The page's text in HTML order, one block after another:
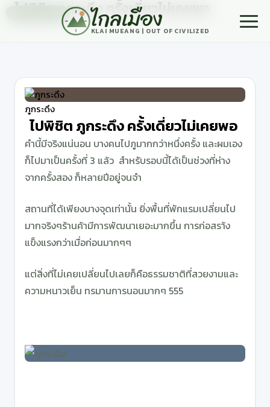
ไกลเมือง
KLAI MUEANG | OUT OF CIVILIZED
ไปพิชิต ภูกระดึง ครั้งเดี่ยวไม่เคยพอ
2 ตุลาคม, 2024
ภูกระดึง
ไปพิชิต ภูกระดึง ครั้งเดี่ยวไม่เคยพอ
คำนี้มีจริงแน่นอน บางคนไปภูมากกว่าหนึ่งครั้ง และผมเอง
ก็ไปมาเป็นครั้งที่ 3 แล้ว สำหรับรอบนี้ได้เป็นช่วงที่ห่าง
จากครั้งสอง ก็หลายปีอยู่จนจำ
สถานที่ได้เพียงบางจุดเท่านั้น ยิ่งพื้นที่พักแรมเปลี่ยนไป
มากจริงๆร้านค้ามีการพัฒนาเยอะมากขึ้น การก่อสรา้ง
แข็งแรงกว่าเมื่อก่อนมากๆๆ
แต่สิ่งที่ไม่เคยเปลี่ยนไปเลยก็คือธรรมชาติที่สวยงามและ
ความหนาวเย็น ทรมานการนอนมากๆ 555